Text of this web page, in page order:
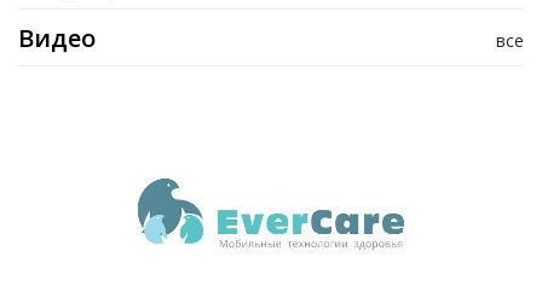
все
Видео